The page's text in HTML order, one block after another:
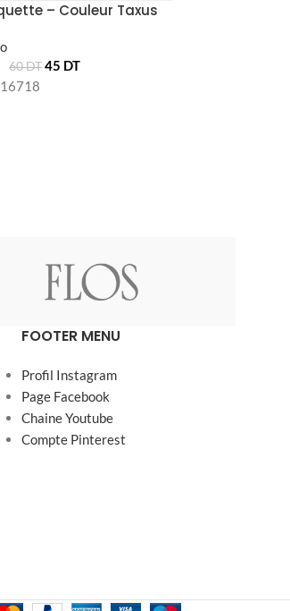
– Couleur Taxus
60DT 45 DT
FOOTER MENU
Profil Instagram
Page Facebook
Chaine Youtube
Compte Pinterest